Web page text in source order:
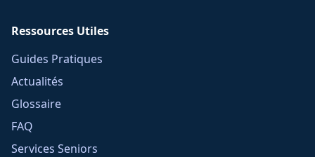
Ressources Utiles
Guides Pratiques
Actualités
Glossaire
FAQ
Services Seniors